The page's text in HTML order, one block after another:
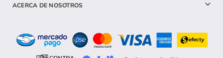
ACERCA DE NOSOTROS